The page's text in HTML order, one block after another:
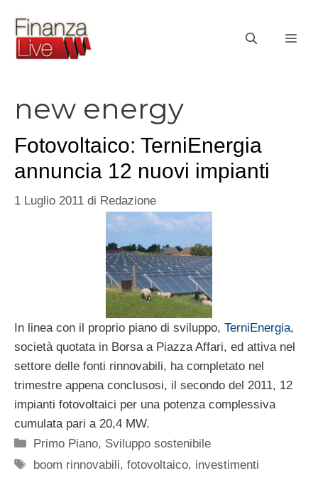
contenuto
new energy
Fotovoltaico: TerniEnergia
annuncia 12 nuovi impianti
1 Luglio 2011 di Redazione
In linea con il proprio piano di sviluppo, TerniEnergia,
società quotata in Borsa a Piazza Affari, ed attiva nel
settore delle fonti rinnovabili, ha completato nel
trimestre appena conclusosi, il secondo del 2011, 12
impianti fotovoltaici per una potenza complessiva
cumulata pari a 20,4 MW.
Categorie
Primo Piano, Sviluppo sostenibile
Tag
boom rinnovabili,fotovoltaico, investimenti